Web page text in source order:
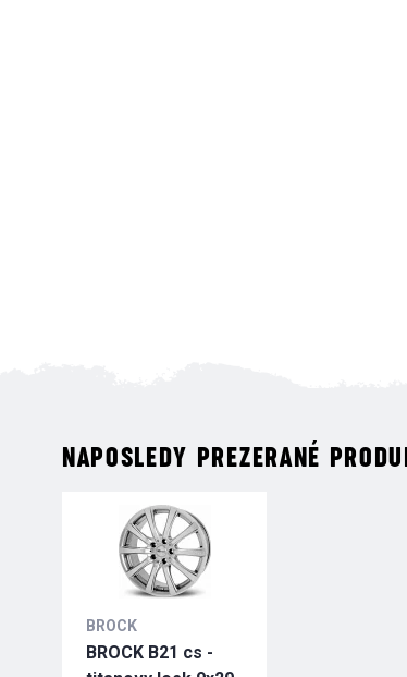
NAPOSLEDY PREZERANÉ
BROCK
BROCK B21 cs -